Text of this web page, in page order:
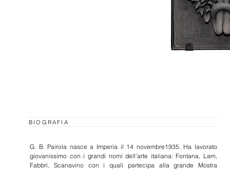
BIOGRAFIA
G. B. Pairola nasce a Imperia il 14 novembre1935. Ha lavorato
giovanissimo con i grandi nomi dell’arte italiana: Fontana, Lam,
Fabbri, Scanavino con i quali partecipa alla grande Mostra